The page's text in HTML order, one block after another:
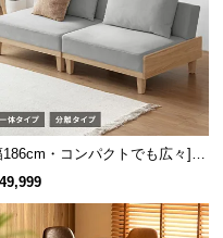
186cm・コンパクトでも広々] 3
けソファベッド リクライニン
天然木フレーム 北欧